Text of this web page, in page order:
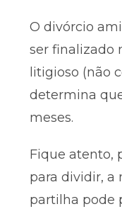
O divórcio
ser finalizado
litigioso (não
determina
meses.
Fique atento,
para dividir, a
partilha pode